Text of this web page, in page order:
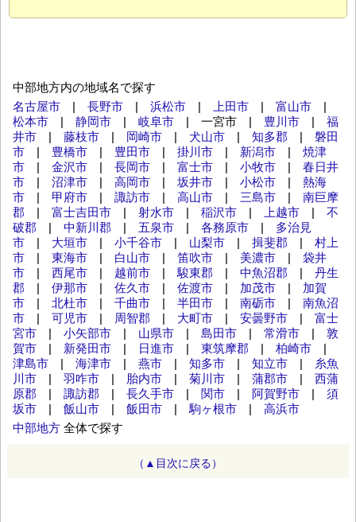
中部地方内の地域名で探す
名古屋市 | 長野市 | 浜松市 | 上田市 | 富山市 |
松本市 | 静岡市 | 岐阜市 | 一宮市 | 豊川市 | 福
井市 | 藤枝市 | 岡崎市 | 犬山市 | 知多郡 | 磐田
市 | 豊橋市 | 豊田市 | 掛川市 | 新潟市 | 焼津
市 | 金沢市 | 長岡市 | 富士市 | 小牧市 | 春日井
市 | 沼津市 | 高岡市 | 坂井市 | 小松市 | 熱海
市 | 甲府市 | 諏訪市 | 高山市 | 三島市 | 南巨摩
郡 | 富士吉田市 | 射水市 | 稲沢市 | 上越市 | 不
破郡 | 中新川郡 | 五泉市 | 各務原市 | 多治見
市 | 大垣市 | 小千谷市 | 山梨市 | 揖斐郡 | 村上
市 | 東海市 | 白山市 | 笛吹市 | 美濃市 | 袋井
市 | 西尾市 | 越前市 | 駿東郡 | 中魚沼郡 | 丹生
郡 | 伊那市 | 佐久市 | 佐渡市 | 加茂市 | 加賀
市 | 北杜市 | 千曲市 | 半田市 | 南砺市 | 南魚沼
市 | 可児市 | 周智郡 | 大町市 | 安曇野市 | 富士
宮市 | 小矢部市 | 山県市 | 島田市 | 常滑市 | 敦
賀市 | 新発田市 | 日進市 | 東筑摩郡 | 柏崎市 |
津島市 | 海津市 | 燕市 | 知多市 | 知立市 |
糸魚
川市 | 羽咋市 | 胎内市 | 菊川市 | 蒲郡市 | 西蒲
原郡 | 諏訪郡 | 長久手市 | 関市 | 阿賀野市 | 須
坂市 | 飯山市 | 飯田市 | 駒ヶ根市 | 高浜市
中部地方 全体で探す
（▲目次に戻る）